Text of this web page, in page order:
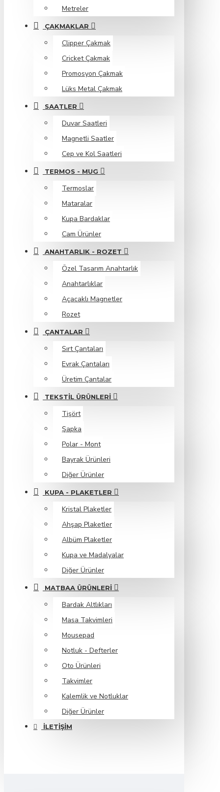
Metreler
ÇAKMAKLAR
Clipper Çakmak
Cricket Çakmak
Promosyon Çakmak
Lüks Metal Çakmak
SAATLER
Duvar Saatleri
Magnetli Saatler
Cep ve Kol Saatleri
TERMOS - MUG
Termoslar
Mataralar
Kupa Bardaklar
Cam Ürünler
ANAHTARLIK - ROZET
Özel Tasarım Anahtarlık
Anahtarlıklar
Açacaklı Magnetler
Rozet
ÇANTALAR
Sırt Çantaları
Evrak Çantaları
Üretim Çantalar
TEKSTIL ÜRÜNLERI
Tişört
Şapka
Polar - Mont
Bayrak Ürünleri
Diğer Ürünler
KUPA - PLAKETLER
Kristal Plaketler
Ahşap Plaketler
Albüm Plaketler
Kupa ve Madalyalar
Diğer Ürünler
MATBAA ÜRÜNLERI
Bardak Altlıkları
Masa Takvimleri
Mousepad
Notluk - Defterler
Oto Ürünleri
Takvimler
Kalemlik ve Notluklar
Diğer Ürünler
İLETIŞIM